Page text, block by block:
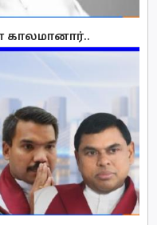
காலமானார்..